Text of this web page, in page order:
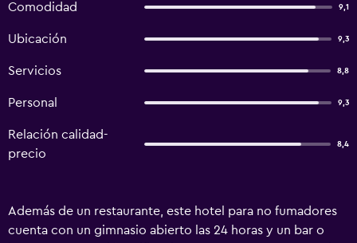
Comodidad 9,1
Ubicación 9,3
Servicios 8,8
Personal 9,3
Relación calidad-
precio
8,4
Además de un restaurante, este hotel para no fumadores
cuenta con un gimnasio abierto las 24 horas y un bar o